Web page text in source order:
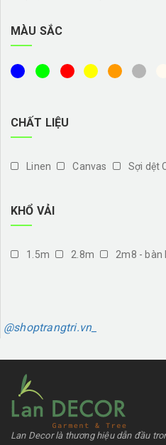
MÀU SẮC
CHẤT LIỆU
Linen Canvas Sợi dệt
KHỔ VẢI
1.5m 2.8m 2m8 - bàn
@shoptrangtri.vn_
Lan Decor là thương hiệu dẫn đầu